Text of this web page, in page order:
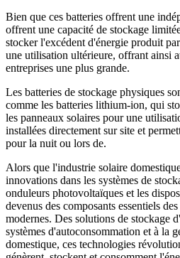
Bien que ces batteries offrent une
offrent une capacité de stockage
stocker l'excédent d'énergie produit
une utilisation ultérieure, offrant ainsi
entreprises une plus grande.
Les batteries de stockage physiques
comme les batteries lithium-ion, qui
les panneaux solaires pour une
installées directement sur site et
pour la nuit ou lors de.
Alors que l'industrie solaire
innovations dans les systèmes de
onduleurs photovoltaïques et les
devenus des composants essentiels
modernes. Des solutions de stockage
systèmes d'autoconsommation et à la
domestique, ces technologies